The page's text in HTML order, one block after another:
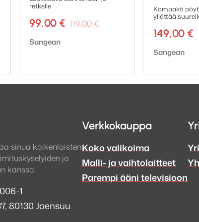
aamun uutisista tai iltahälytyksestä, Ruark
tasapainoon.
retkelle
119,00€Alkuperäinen
99,00 €
Nykyinen
Tuotemerkki:
Sangean
Kompakti
yllättää
149,00 €
Tuotemerkki:
Sangean
sinua kaikenlaisten
ja
kanssa.
1
80130 Joensuu
Verkkokauppa
Koko valikoima
Malli- ja vaihtolaitteet
Parempi ääni televisioon